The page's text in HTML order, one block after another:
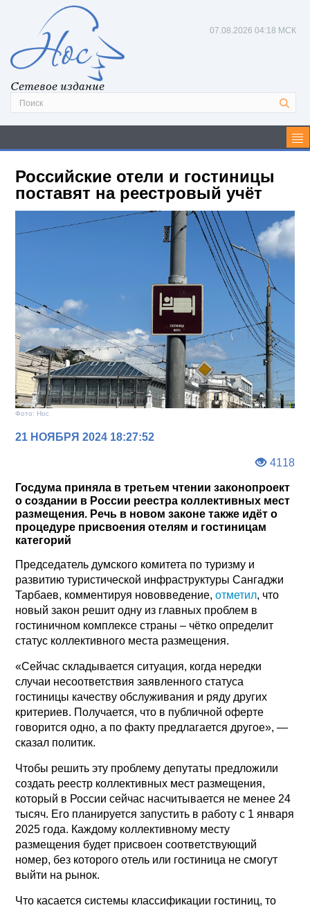
Сетевое издание
07.08.2026 04:18 МСК
Российские отели и гостиницы
поставят на реестровый учёт
Фото: Нос
21 НОЯБРЯ 2024 18:27:52
4118
Госдума приняла в третьем чтении законопроект
о создании в России реестра коллективных мест
размещения. Речь в новом законе также идёт о
процедуре присвоения отелям и гостиницам
категорий
Председатель думского комитета по туризму и
развитию туристической инфраструктуры Сангаджи
Тарбаев, комментируя нововведение,отметил, что
новый закон решит одну из главных проблем в
гостиничном комплексе страны – чётко определит
статус коллективного места размещения.
«Сейчас складывается ситуация, когда нередки
случаи несоответствия заявленного статуса
гостиницы качеству обслуживания и ряду других
критериев. Получается, что в публичной оферте
говорится одно, а по факту предлагается другое», —
сказал политик.
Чтобы решить эту проблему депутаты предложили
создать реестр коллективных мест размещения,
который в России сейчас насчитывается не менее 24
тысяч. Его планируется запустить в работу с 1 января
2025 года. Каждому коллективному месту
размещения будет присвоен соответствующий
номер, без которого отель или гостиница не смогут
выйти на рынок.
Что касается системы классификации гостиниц, то